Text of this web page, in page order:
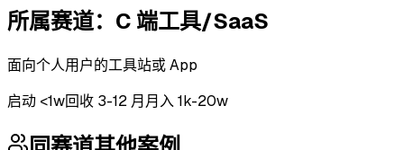
所属赛道： C 端工具/SaaS
面向个人用户的工具站或 App
启动 <1w回收 3-12 月 月入 1k-20w